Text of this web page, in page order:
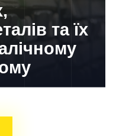
та їх